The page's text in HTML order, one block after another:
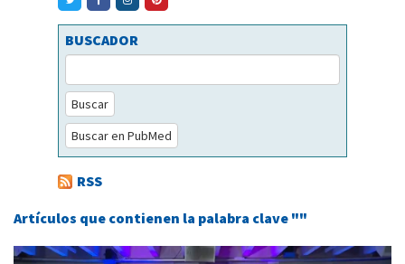
BUSCADOR
Buscar
Buscar en PubMed
RSS
Artículos que contienen la palabra clave ""